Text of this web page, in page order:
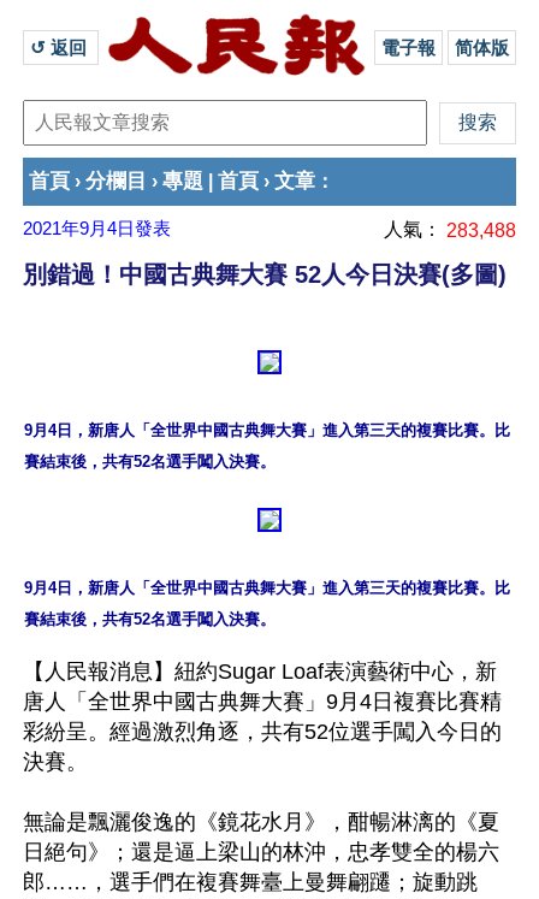
↺ 返回 電子報 简体版
首頁 › 分欄目 › 專題 首頁 › 文章 ：
2021年9月4日發表 人氣： 283,488
別錯過！中國古典舞大賽 52人今日決賽(多圖)
9月4日，新唐人「全世界中國古典舞大賽」進入第三天的複賽比賽。比
賽結束後，共有52名選手闖入決賽。
9月4日，新唐人「全世界中國古典舞大賽」進入第三天的複賽比賽。比
賽結束後，共有52名選手闖入決賽。
【人民報消息】紐約Sugar Loaf表演藝術中心，新
唐人「全世界中國古典舞大賽」9月4日複賽比賽精
彩紛呈。經過激烈角逐，共有52位選手闖入今日的
決賽。
無論是飄灑俊逸的《鏡花水月》，酣暢淋漓的《夏
日絕句》；還是逼上梁山的林沖，忠孝雙全的楊六
郎……，選手們在複賽舞臺上曼舞翩躚；旋動跳